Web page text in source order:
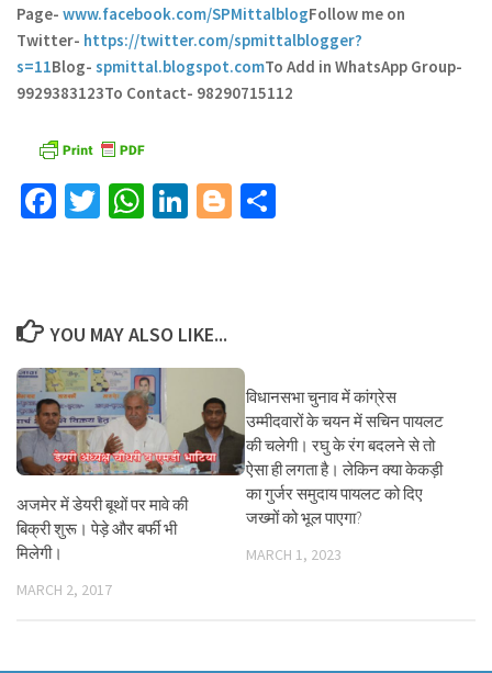
Page- www.facebook.com/SPMittalblogFollow me on
Twitter- https://twitter.com/spmittalblogger?
s=11Blog- spmittal.blogspot.comTo Add in WhatsApp Group-
9929383123To Contact- 98290715112
Facebook
TwitterWhatsApp
LinkedIn
Blogger
YOU MAY ALSO LIKE...
अजमेर में डेयरी बूथों पर मावे की
बिक्री शुरू। पेड़े और बर्फी भी
मिलेगी।
MARCH 2, 2017
विधानसभा चुनाव में कांग्रेस
उम्मीदवारों के चयन में सचिन पायलट
की चलेगी। रघु के रंग बदलने से तो
ऐसा ही लगता है। लेकिन क्या केकड़ी
का गुर्जर समुदाय पायलट को दिए
जख्मों को भूल पाएगा?
MARCH 1, 2023